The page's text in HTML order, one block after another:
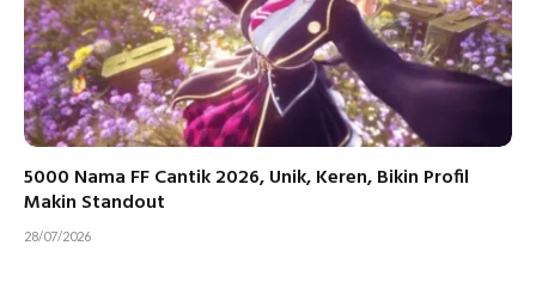
5000 Nama FF Cantik 2026, Unik, Keren, Bikin Profil
Makin Standout
28/07/2026